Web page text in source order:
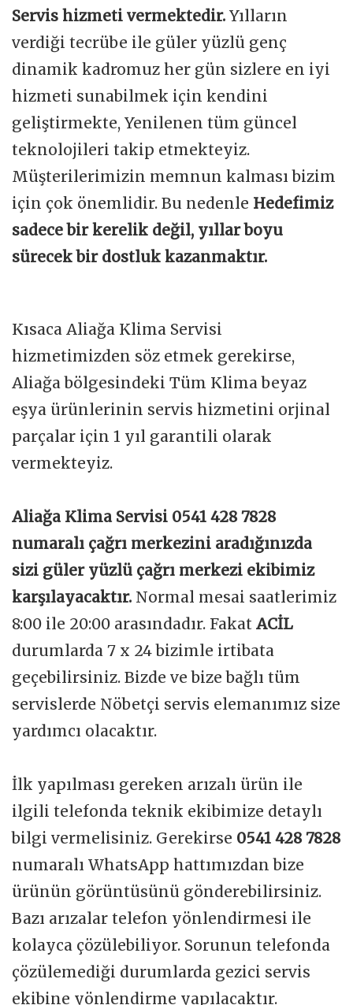
Servis hizmeti vermektedir. Yılların
verdiği tecrübe ile güler yüzlü genç
dinamik kadromuz her gün sizlere en iyi
hizmeti sunabilmek için kendini
geliştirmekte, Yenilenen tüm güncel
teknolojileri takip etmekteyiz.
Müşterilerimizin memnun kalması bizim
için çok önemlidir. Bu nedenle Hedefimiz
sadece bir kerelik değil, yıllar boyu
sürecek bir dostluk kazanmaktır.
Kısaca Aliağa Klima Servisi
hizmetimizden söz etmek gerekirse,
Aliağa bölgesindeki Tüm Klima beyaz
eşya ürünlerinin servis hizmetini orjinal
parçalar için 1 yıl garantili olarak
vermekteyiz.
Aliağa Klima Servisi 0541 428 7828
numaralı çağrı merkezini aradığınızda
sizi güler yüzlü çağrı merkezi ekibimiz
karşılayacaktır. Normal mesai saatlerimiz
8:00 ile 20:00 arasındadır. Fakat ACİL
durumlarda 7 x 24 bizimle irtibata
geçebilirsiniz. Bizde ve bize bağlı tüm
servislerde Nöbetçi servis elemanımız size
yardımcı olacaktır.
İlk yapılması gereken arızalı ürün ile
ilgili telefonda teknik ekibimize detaylı
bilgi vermelisiniz. Gerekirse 0541 428 7828
numaralı WhatsApp hattımızdan bize
ürünün görüntüsünü gönderebilirsiniz.
Bazı arızalar telefon yönlendirmesi ile
kolayca çözülebiliyor. Sorunun telefonda
çözülemediği durumlarda gezici servis
ekibine yönlendirme yapılacaktır.